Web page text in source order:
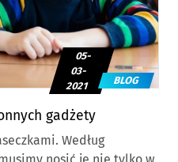
gadżety
05-
03-
2021
BLOG
Według